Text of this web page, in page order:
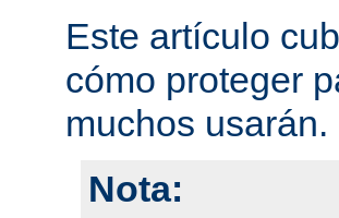
Este artículo
cómo proteger
muchos usarán.
Nota: